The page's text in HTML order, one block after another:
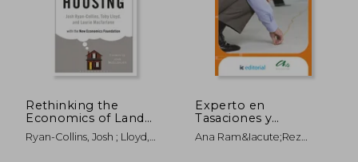
Rethinking the
Economics of Land
and Housing (en
Inglés)
Ryan-Collins, Josh ; Lloyd,
Experto en
Tasaciones y
Valoraciones
Inmobiliarias
Ana Ram&Iacute;Rez